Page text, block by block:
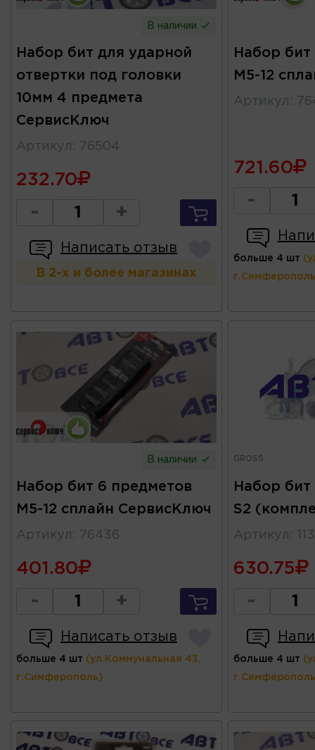
В наличии
Набор бит для ударной
отвертки под головки
10мм 4 предмета
СервисКлюч
Артикул : 76504
232.70
- +
Написать отзыв
В 2-х и более магазинах
Набор бит
М5-12
Артикул :
721.60
-
больше 4 шт
В наличии
Набор бит 6 предметов
М5-12 сплайн СервисКлюч
Артикул : 76436
401.80
- +
Написать отзыв
больше 4 шт (ул.Коммунальная 43,
г.Симферополь)
GROSS
Набор бит
S2
Артикул :
630.75
-
больше 4 шт